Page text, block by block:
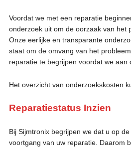
Voordat we met een reparatie
onderzoek uit om de oorzaak van het
Onze eerlijke en transparante
staat om de omvang van het
reparatie te begrijpen voordat we aan
Het overzicht van onderzoekskosten
Reparatiestatus Inzien
Bij Sijmtronix begrijpen we dat u op
voortgang van uw reparatie. Daarom